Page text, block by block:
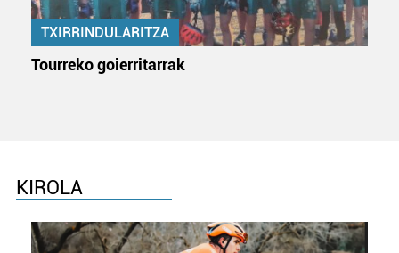
produktuak garatzeko. Zure datuak nork eta zertarako
erabiltzen dituen hauta dezakezu.
Bazkide batzuek ez dizute baimenik eskatzen, eta beren
Lortu zure datu pertsonalak prozesatzeko moduari
buruzko informazio gehiago eta ezarri zure lehentasunak
datuen atalean. Edozein unetan alda edo ken dezakezu
TXIRRINDULARITZA
Tourreko goierritarrak
KIROLA